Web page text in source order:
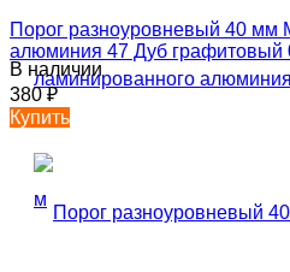
Порог разноуровневый 40 мм
алюминия 47 Дуб графитовый
В наличии
380₽
Купить